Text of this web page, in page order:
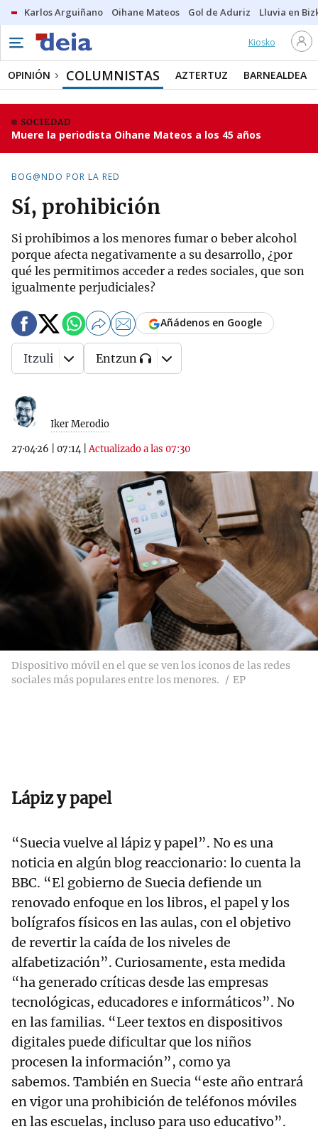
Karlos Arguiñano Oihane Mateos Gol de Aduriz Lluvia en
Kiosko
OPINIÓN COLUMNISTAS AZTERTUZ BARNEALDEA
SOCIEDAD
Muere la periodista Oihane Mateos a los 45 años
BOG@NDO POR LA RED
Sí, prohibición
Si prohibimos a los menores fumar o beber alcohol
porque afecta negativamente a su desarrollo, ¿por
qué les permitimos acceder a redes sociales, que son
igualmente perjudiciales?
Iker Merodio
27·04·26 07:14 |Actualizado a las 07:30
Añádenos en Google
Itzuli Entzun
Dispositivo móvil en el que se ven los iconos de las redes
sociales más populares entre los menores.
EP
Lápiz y papel
“Suecia vuelve al lápiz y papel”. No es una
noticia en algún blog reaccionario: lo cuenta la
BBC. “El gobierno de Suecia defiende un
renovado enfoque en los libros, el papel y los
bolígrafos físicos en las aulas, con el objetivo
de revertir la caída de los niveles de
alfabetización”. Curiosamente, esta medida
“ha generado críticas desde las empresas
tecnológicas, educadores e informáticos”. No
en las familias. “Leer textos en dispositivos
digitales puede dificultar que los niños
procesen la información”, como ya
sabemos. También en Suecia “este año entrará
en vigor una prohibición de teléfonos móviles
en las escuelas, incluso para uso educativo”.